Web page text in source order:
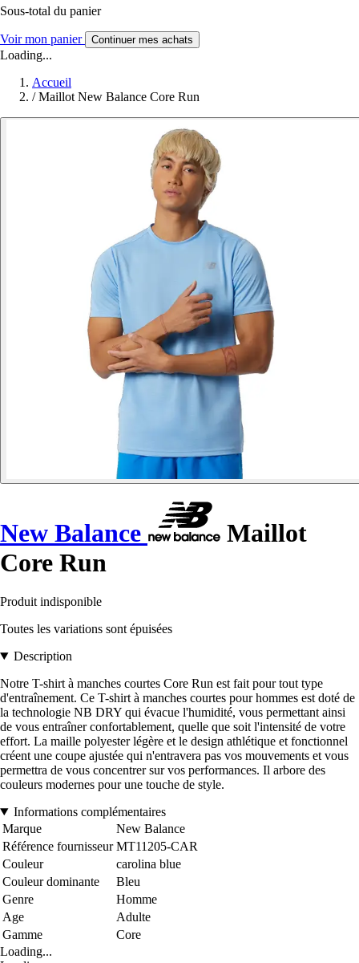
Sous-total du panier
Voir mon panier Continuer mes achats
Loading...
Accueil
/ Maillot New Balance Core Run
New Balance
Maillot
Core Run
Produit indisponible
Toutes les variations sont épuisées
Description
Notre T-shirt à manches courtes Core Run est fait pour tout type
d'entraînement. Ce T-shirt à manches courtes pour hommes est doté de
la technologie NB DRY qui évacue l'humidité, vous permettant ainsi
de vous entraîner confortablement, quelle que soit l'intensité de votre
effort. La maille polyester légère et le design athlétique et fonctionnel
créent une coupe ajustée qui n'entravera pas vos mouvements et vous
permettra de vous concentrer sur vos performances. Il arbore des
couleurs modernes pour une touche de style.
Informations complémentaires
Marque
New Balance
Référence fournisseur MT11205-CAR
Couleur
carolina blue
Couleur dominante
Bleu
Genre
Homme
Age
Adulte
Gamme
Core
Loading...